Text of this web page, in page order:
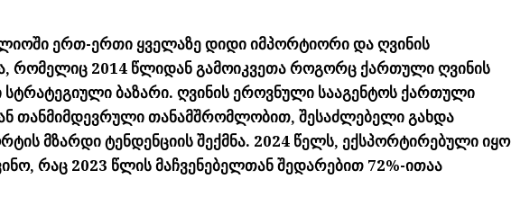
ერთ-ერთი ყველაზე დიდი იმპორტიორი და ღვინის
რომელიც 2014 წლიდან გამოიკვეთა როგორც ქართული ღვინის
ბაზარი. ღვინის ეროვნული სააგენტოს ქართული
თანმიმდევრული თანამშრომლობით, შესაძლებელი გახდა
მზარდი ტენდენციის შექმნა. 2024 წელს, ექსპორტირებული იყო
რაც 2023 წლის მაჩვენებელთან შედარებით 72%-ითაა